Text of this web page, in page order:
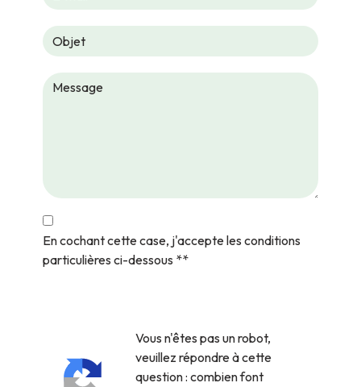
En cochant cette case, j'accepte les conditions
particulières ci-dessous **
Vous n'êtes pas un robot,
veuillez répondre à cette
question : combien font